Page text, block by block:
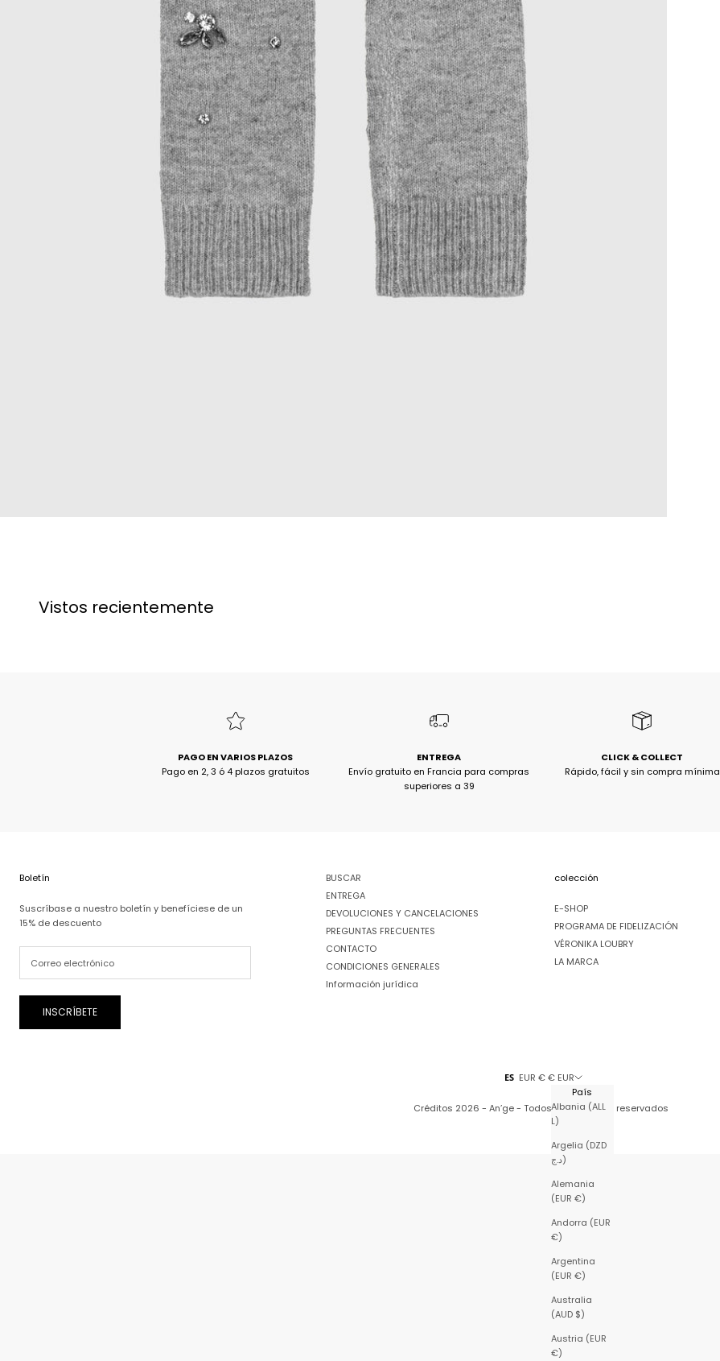
Vistos recientemente
PAGO EN VARIOS PLAZOS
Pago en 2, 3 ó 4 plazos gratuitos
ENTREGA
Envío gratuito en Francia para compras
superiores a 39
CLICK & COLLECT
Rápido, fácil y sin compra mínima
Boletín
Suscríbase a nuestro boletín y benefíciese de un
15% de descuento
INSCRÍBETE
BUSCAR
ENTREGA
DEVOLUCIONES Y CANCELACIONES
PREGUNTAS FRECUENTES
CONTACTO
CONDICIONES GENERALES
Información jurídica
colección
E-SHOP
PROGRAMA DE FIDELIZACIÓN
VÉRONIKA LOUBRY
LA MARCA
ES EUR € € EUR
País
Albania (ALL
L)
Argelia (DZD
د.ج)
Alemania
(EUR €)
Andorra (EUR
€)
Argentina
(EUR €)
Australia
(AUD $)
Austria (EUR
€)
Créditos 2026 - An’ge - Todos los derechos reservados